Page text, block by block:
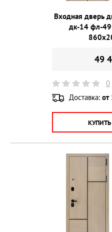
Входная дверь
дк-14 фл-49
49
0
Доставка: от
КУПИТЬ